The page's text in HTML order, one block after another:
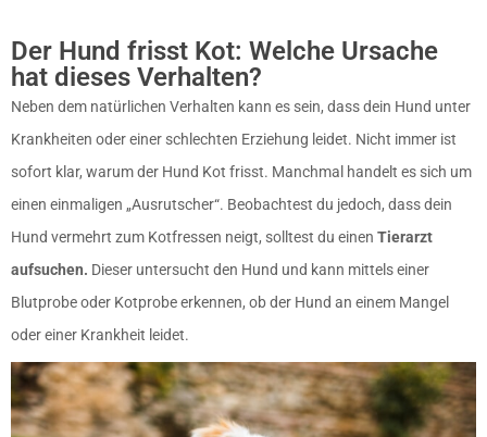
Der Hund frisst Kot: Welche Ursache
hat dieses Verhalten?
Neben dem natürlichen Verhalten kann es sein, dass dein Hund unter
Krankheiten oder einer schlechten Erziehung leidet. Nicht immer ist
sofort klar, warum der Hund Kot frisst. Manchmal handelt es sich um
einen einmaligen „Ausrutscher“. Beobachtest du jedoch, dass dein
Hund vermehrt zum Kotfressen neigt, solltest du einen Tierarzt
aufsuchen. Dieser untersucht den Hund und kann mittels einer
Blutprobe oder Kotprobe erkennen, ob der Hund an einem Mangel
oder einer Krankheit leidet.